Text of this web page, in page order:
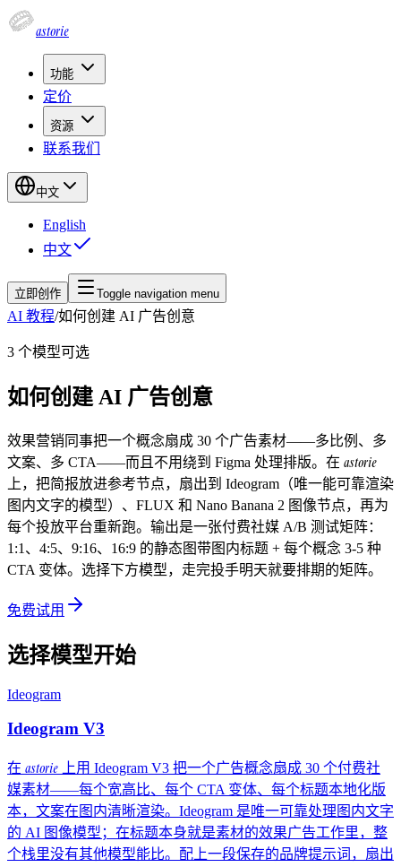
astorie
功能
定价
资源
联系我们
中文
English
中文
立即创作 Toggle navigation menu
AI 教程/如何创建 AI 广告创意
3 个模型可选
如何创建 AI 广告创意
效果营销同事把一个概念扇成 30 个广告素材——多比例、多
文案、多 CTA——而且不用绕到 Figma 处理排版。在 astorie
上，把简报放进参考节点，扇出到 Ideogram（唯一能可靠渲染
图内文字的模型）、FLUX 和 Nano Banana 2 图像节点，再为
每个投放平台重新跑。输出是一张付费社媒 A/B 测试矩阵：
1:1、4:5、9:16、16:9 的静态图带图内标题 + 每个概念 3-5 种
CTA 变体。选择下方模型，走完投手明天就要排期的矩阵。
免费试用
选择模型开始
Ideogram
Ideogram V3
在 astorie 上用 Ideogram V3 把一个广告概念扇成 30 个付费社
媒素材——每个宽高比、每个 CTA 变体、每个标题本地化版
本，文案在图内清晰渲染。Ideogram 是唯一可靠处理图内文字
的 AI 图像模型；在标题本身就是素材的效果广告工作里，整
个栈里没有其他模型能比。配上一段保存的品牌提示词，扇出